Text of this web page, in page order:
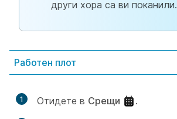
други хора са ви поканили.
Работен плот
1 Отидете в Срещи .